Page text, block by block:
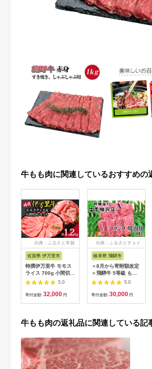
牛もも肉に関連しているおすすめの
出典：ふるさと本舗
佐賀県 伊万里市
特撰伊万里牛 モモス
ライス 700g 小間切れ
500g セット 044-
5.0
寄付金額: 32,000 円
出典：ふるさとチョイ
岐阜県 飛騨市
＜8月から寄附額改定
＞飛騨牛 5等級 もも
肉レア部位 ランプ 焼
肉用300ｇ 飛騨市推
奨特産品 古里精肉店
[C0043ch]
5.0
寄付金額: 30,000 円
牛もも肉の返礼品に関連している記